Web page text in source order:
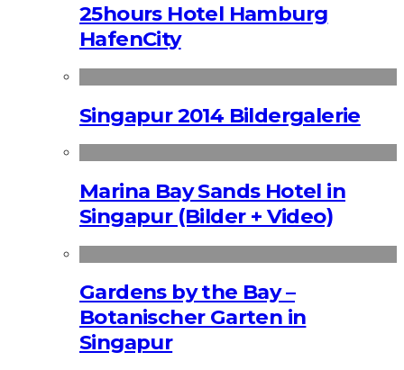
25hours Hotel Hamburg
HafenCity
Singapur 2014 Bildergalerie
Marina Bay Sands Hotel in
Singapur (Bilder + Video)
Gardens by the Bay –
Botanischer Garten in
Singapur